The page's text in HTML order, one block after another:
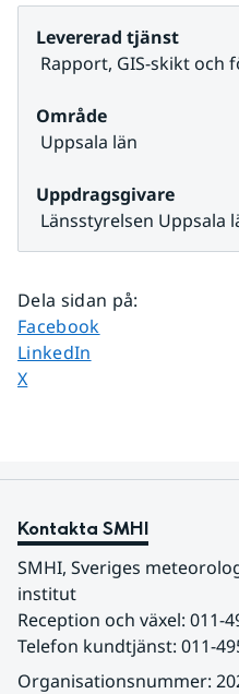
Levererad tjänst
Rapport, GIS-skikt och
Område
Uppsala län
Uppdragsgivare
Länsstyrelsen Uppsala
Dela sidan på:
Dela sidan på
Facebook
Dela sidan på
LinkedIn
Dela sidan på
X
Kontakta SMHI
SMHI, Sveriges
institut
Reception och växel: 011-
Telefon kundtjänst: 011-
Organisationsnummer: